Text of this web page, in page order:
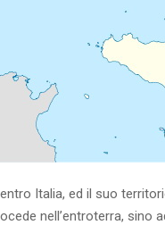
Italia, ed il suo
nell’entroterra, sino